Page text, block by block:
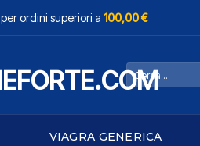
per ordini superiori a 100,00 €
Cerca:
VIAGRA GENERICA